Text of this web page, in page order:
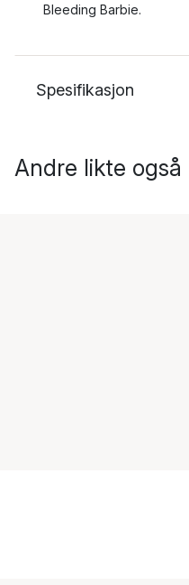
Bleeding Barbie.
Spesifikasjon
Andre likte også